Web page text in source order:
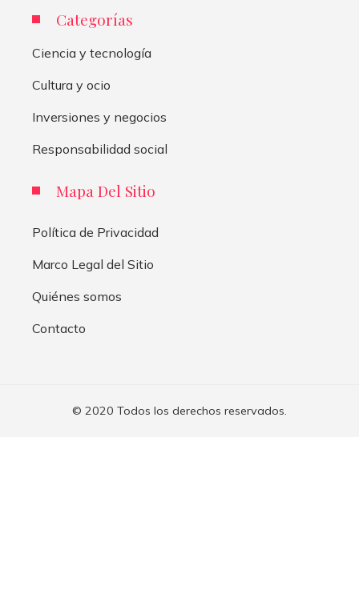
Categorías
Ciencia y tecnología
Cultura y ocio
Inversiones y negocios
Responsabilidad social
Mapa Del Sitio
Política de Privacidad
Marco Legal del Sitio
Quiénes somos
Contacto
© 2020 Todos los derechos reservados.